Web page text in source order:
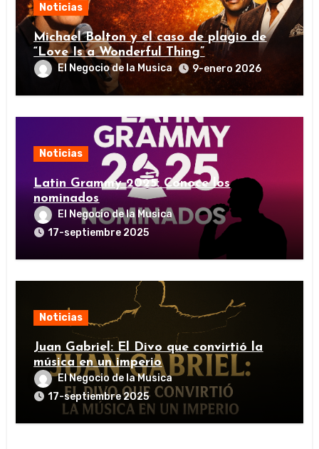
Noticias
Michael Bolton y el caso de plagio de
“Love Is a Wonderful Thing”
El Negocio de la Musica 9-enero 2026
Noticias
Latin Grammy 2025: Conoce los
nominados
El Negocio de la Musica
17-septiembre 2025
Noticias
Juan Gabriel: El Divo que convirtió la
música en un imperio
El Negocio de la Musica
17-septiembre 2025